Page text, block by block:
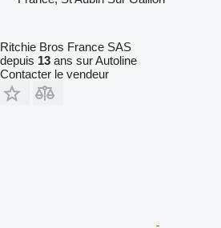
Ritchie Bros France SAS
depuis 13 ans sur Autoline
Contacter le vendeur